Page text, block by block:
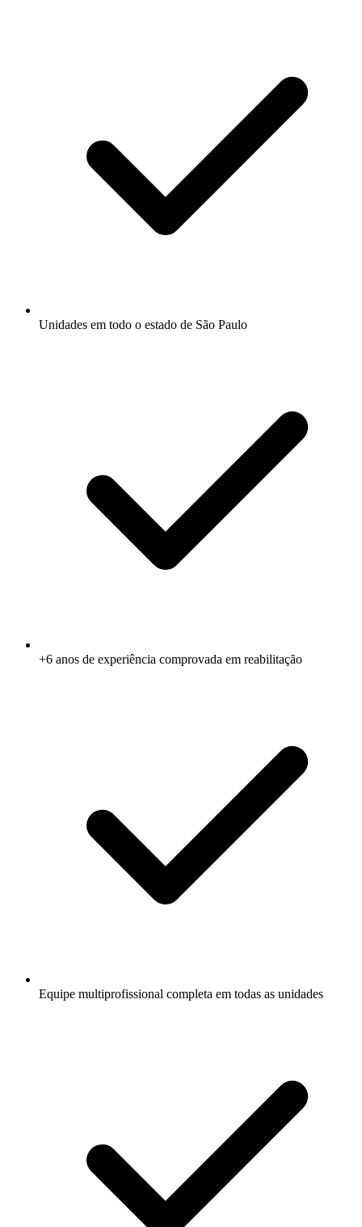
Unidades em todo o estado de São Paulo
+6 anos de experiência comprovada em reabilitação
Equipe multiprofissional completa em todas as unidades